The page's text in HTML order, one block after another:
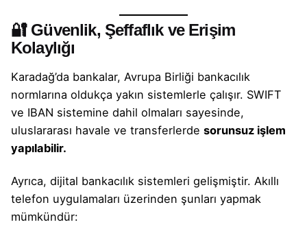
🔐 Güvenlik, Şeffaflık ve Erişim
Kolaylığı
Karadağ’da bankalar, Avrupa Birliği bankacılık
normlarına oldukça yakın sistemlerle çalışır. SWIFT
ve IBAN sistemine dahil olmaları sayesinde,
uluslararası havale ve transferlerde sorunsuz işlem
yapılabilir.
Ayrıca, dijital bankacılık sistemleri gelişmiştir. Akıllı
telefon uygulamaları üzerinden şunları yapmak
mümkündür: